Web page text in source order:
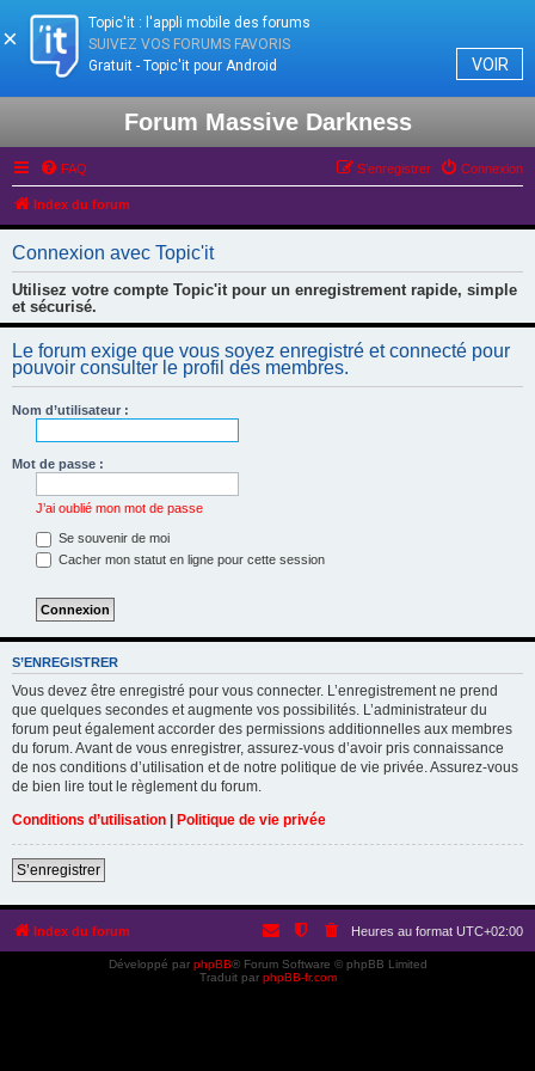
Forum Massive Darkness
FAQ Connexion
S’enregistrer
Index du forum
Connexion avec Topic'it
Utilisez votre compte Topic'it pour un enregistrement rapide, simple
et sécurisé.
Le forum exige que vous soyez enregistré et connecté pour
pouvoir consulter le profil des membres.
Nom d’utilisateur :
Mot de passe :
J’ai oublié mon mot de passe
Se souvenir de moi
Cacher mon statut en ligne pour cette session
S’ENREGISTRER
Vous devez être enregistré pour vous connecter. L’enregistrement ne prend
que quelques secondes et augmente vos possibilités. L’administrateur du
forum peut également accorder des permissions additionnelles aux membres
du forum. Avant de vous enregistrer, assurez-vous d’avoir pris connaissance
de nos conditions d’utilisation et de notre politique de vie privée. Assurez-vous
de bien lire tout le règlement du forum.
Conditions d’utilisation | Politique de vie privée
S’enregistrer
Index du forum Heures au format UTC+02:00
Développé par phpBB® Forum Software © phpBB Limited
Traduit par phpBB-fr.com
×
Topic'it : l'appli mobile des forums
SUIVEZ VOS FORUMS FAVORIS
Gratuit - Topic'it pour Android
VOIR